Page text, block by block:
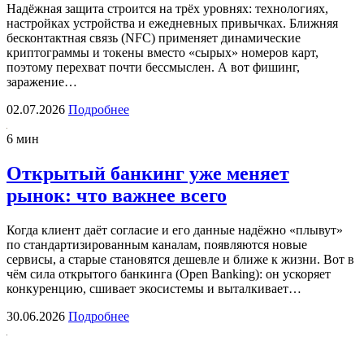
Надёжная защита строится на трёх уровнях: технологиях,
настройках устройства и ежедневных привычках. Ближняя
бесконтактная связь (NFC) применяет динамические
криптограммы и токены вместо «сырых» номеров карт,
поэтому перехват почти бессмыслен. А вот фишинг,
заражение…
02.07.2026 Подробнее
6 мин
Открытый банкинг уже меняет
рынок: что важнее всего
Когда клиент даёт согласие и его данные надёжно «плывут»
по стандартизированным каналам, появляются новые
сервисы, а старые становятся дешевле и ближе к жизни. Вот в
чём сила открытого банкинга (Open Banking): он ускоряет
конкуренцию, сшивает экосистемы и выталкивает…
30.06.2026 Подробнее